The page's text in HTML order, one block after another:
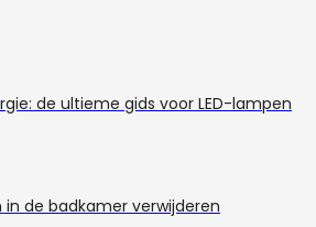
de ultieme gids voor LED-lampen
de badkamer verwijderen